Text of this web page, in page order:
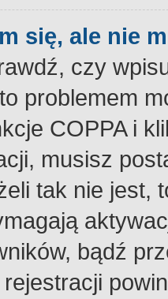
się, ale nie
czy
problemem
COPPA i
musisz
tak nie jest,
bądź